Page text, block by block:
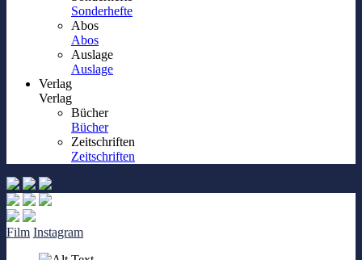
Sonderhefte
Abos
Abos
Auslage
Auslage
Verlag
Verlag
Bücher
Bücher
Zeitschriften
Zeitschriften
Film Instagram